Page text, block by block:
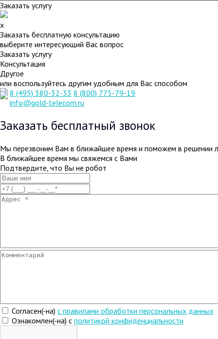
Заказать услугу
x
Заказать бесплатную консультацию
выберите интересующий Вас вопрос
Заказать услугу
Консультация
Другое
или воспользуйтесь другим удобным для Вас способом
8 (495) 380-32-33 8 (800) 775-79-19
info@gold-telecom.ru
Заказать бесплатный звонок
Мы перезвоним Вам в ближайшее время и поможем в решении
В ближайшее время мы свяжемся с Вами
Подтвердите, что Вы не робот
Согласен(-на) c правилами обработки персональных данных
Ознакомлен(-на) с политикой конфиденциальности